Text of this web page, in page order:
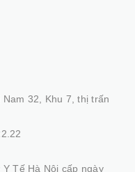
32, Khu 7, thị trấn
Y Tế Hà Nội cấp ngày